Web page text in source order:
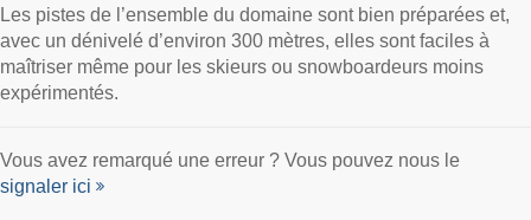
Les pistes de l’ensemble du domaine sont bien préparées et,
avec un dénivelé d’environ 300 mètres, elles sont faciles à
maîtriser même pour les skieurs ou snowboardeurs moins
expérimentés.
Vous avez remarqué une erreur ? Vous pouvez nous le
signaler ici